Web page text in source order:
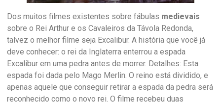
Dos muitos filmes existentes sobre fábulas medievais
sobre o Rei Arthur e os Cavaleiros da Távola Redonda,
talvez o melhor filme seja Excalibur. A história que você já
deve conhecer: o rei da Inglaterra enterrou a espada
Excalibur em uma pedra antes de morrer. Detalhes: Esta
espada foi dada pelo Mago Merlin. O reino está dividido, e
apenas aquele que conseguir retirar a espada da pedra será
reconhecido como o novo rei. O filme recebeu duas